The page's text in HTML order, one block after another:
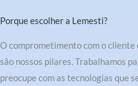
Porque escolher a Lemesti?
O comprometimento com o
são nossos pilares. Trabalhamos
preocupe com as tecnologias que